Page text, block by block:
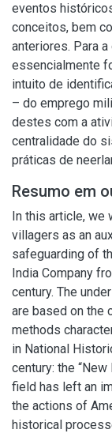
eventos
conceitos, bem
anteriores. Para
essencialmente
intuito de
– do emprego
destes com a
centralidade do
práticas de
Resumo em
In this article, we
villagers as an
safeguarding of
India Company
century. The
are based on the
methods
in National
century: the
field has left an
the actions of
historical